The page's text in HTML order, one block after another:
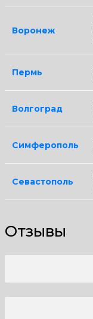
Воронеж
Пермь
Волгоград
Симферополь
Севастополь
Отзывы